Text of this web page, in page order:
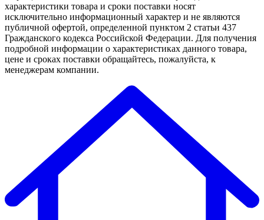
характеристики товара и сроки поставки носят
исключительно информационный характер и не являются
публичной офертой, определенной пунктом 2 статьи 437
Гражданского кодекса Российской Федерации. Для получения
подробной информации о характеристиках данного товара,
цене и сроках поставки обращайтесь, пожалуйста, к
менеджерам компании.